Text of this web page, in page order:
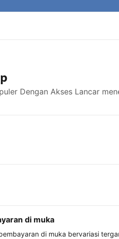
Dengan Akses Lancar
di muka
di muka bervariasi